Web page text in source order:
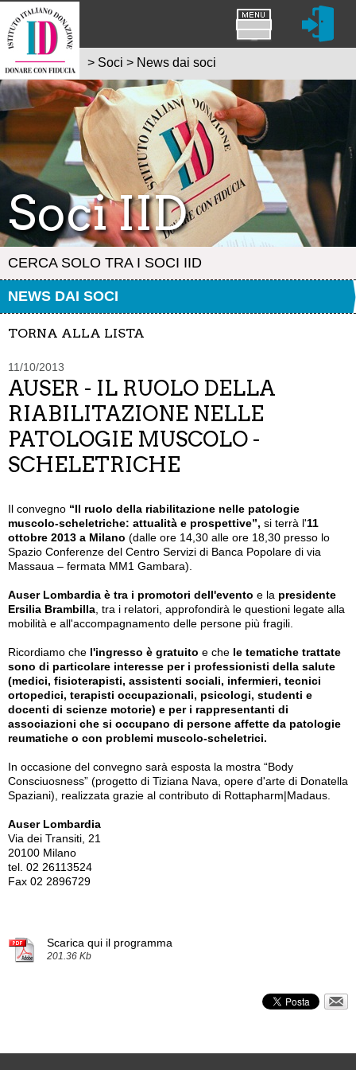
Soci IID
CERCA SOLO TRA I SOCI IID
NEWS DAI SOCI
> Soci > News dai soci
TORNA ALLA LISTA
11/10/2013
AUSER - IL RUOLO DELLA
RIABILITAZIONE NELLE
PATOLOGIE MUSCOLO -
SCHELETRICHE
Il convegno “Il ruolo della riabilitazione nelle patologie
muscolo-scheletriche: attualità e prospettive”, si terrà l'11
ottobre 2013 a Milano (dalle ore 14,30 alle ore 18,30 presso lo
Spazio Conferenze del Centro Servizi di Banca Popolare di via
Massaua – fermata MM1 Gambara).
Auser Lombardia è tra i promotori dell'evento e la presidente
Ersilia Brambilla , tra i relatori, approfondirà le questioni legate alla
mobilità e all'accompagnamento delle persone più fragili.
Ricordiamo che l'ingresso è gratuito e che le tematiche trattate
sono di particolare interesse per i professionisti della salute
(medici, fisioterapisti, assistenti sociali, infermieri, tecnici
ortopedici, terapisti occupazionali, psicologi, studenti e
docenti di scienze motorie) e per i rappresentanti di
associazioni che si occupano di persone affette da patologie
reumatiche o con problemi muscolo-scheletrici.
In occasione del convegno sarà esposta la mostra “Body
Consciuosness” (progetto di Tiziana Nava, opere d'arte di Donatella
Spaziani), realizzata grazie al contributo di Rottapharm|Madaus.
Auser Lombardia
Via dei Transiti, 21
20100 Milano
tel. 02 26113524
Fax 02 2896729
Scarica qui il programma
201.36 Kb